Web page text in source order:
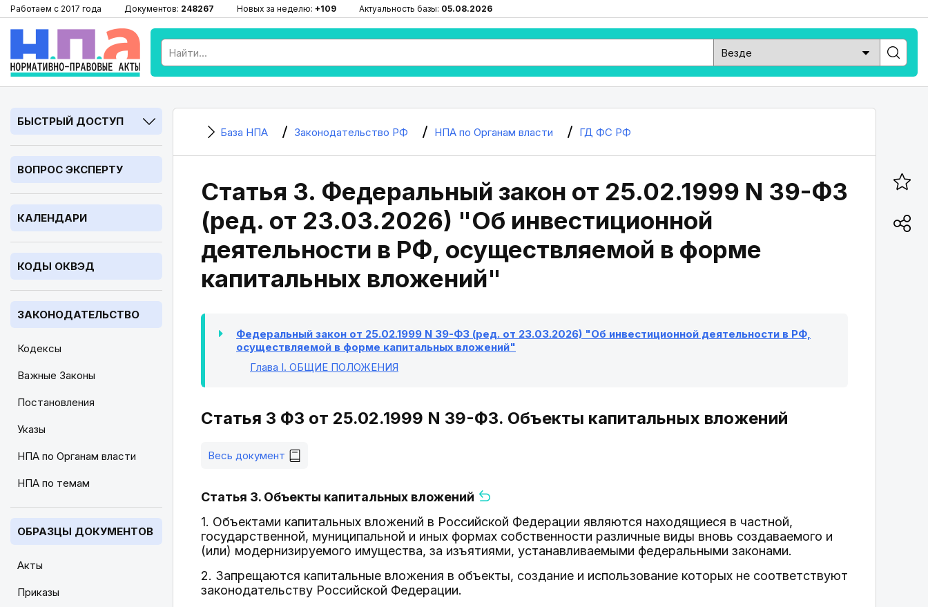
Работаем с 2017 года Документов: 248267 Новых за неделю: +109 Актуальность базы: 05.08.2026
БЫСТРЫЙ ДОСТУП
ВОПРОС ЭКСПЕРТУ
КАЛЕНДАРИ
КОДЫ ОКВЭД
ЗАКОНОДАТЕЛЬСТВО
Кодексы
Важные Законы
Постановления
Указы
НПА по Органам власти
НПА по темам
ОБРАЗЦЫ ДОКУМЕНТОВ
Акты
Приказы
База НПА Законодательство РФ НПА по Органам власти ГД ФС РФ
Статья 3. Федеральный закон от 25.02.1999 N 39-ФЗ
(ред. от 23.03.2026) "Об инвестиционной
деятельности в РФ, осуществляемой в форме
капитальных вложений"
Федеральный закон от 25.02.1999 N 39-ФЗ (ред. от 23.03.2026) "Об инвестиционной деятельности в РФ,
осуществляемой в форме капитальных вложений"
Глава I. ОБЩИЕ ПОЛОЖЕНИЯ
Статья 3 ФЗ от 25.02.1999 N 39-ФЗ. Объекты капитальных вложений
Весь документ
Статья 3. Объекты капитальных вложений
1. Объектами капитальных вложений в Российской Федерации являются находящиеся в частной,
государственной, муниципальной и иных формах собственности различные виды вновь создаваемого и
(или) модернизируемого имущества, за изъятиями, устанавливаемыми федеральными законами.
2. Запрещаются капитальные вложения в объекты, создание и использование которых не соответствуют
законодательству Российской Федерации.